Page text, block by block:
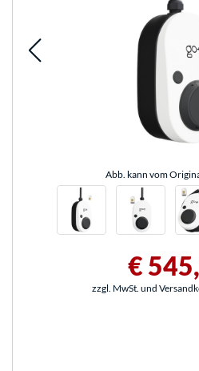
Abb. kann vom
€
zzgl. MwSt. und